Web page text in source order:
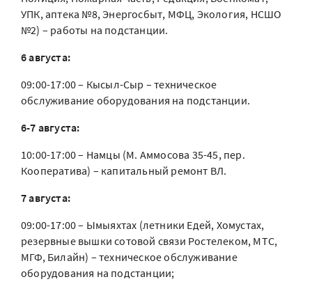
УПК, аптека №8, Энергосбыт, МФЦ, Экология, НСШО
№2) – работы на подстанции.
6 августа:
09:00-17:00 – Кысыл-Сыр – техническое
обслуживание оборудования на подстанции.
6-7 августа:
10:00-17:00 – Намцы (М. Аммосова 35-45, пер.
Кооператива) – капитальный ремонт ВЛ.
7 августа:
09:00-17:00 – Ымыяхтах (летники Едей, Хомустах,
резервные вышки сотовой связи Ростелеком, МТС,
МГФ, Билайн) – техническое обслуживание
оборудования на подстанции;